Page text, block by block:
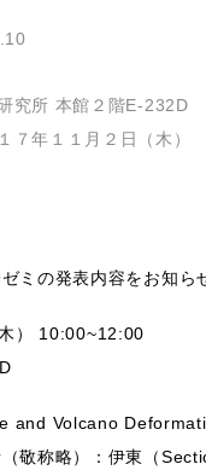
究所 本館２階E-232D
７年１１月２日（木
ミの発表内容をお知ら
） 10:00~12:00
and Volcano
敬称略）：伊東（